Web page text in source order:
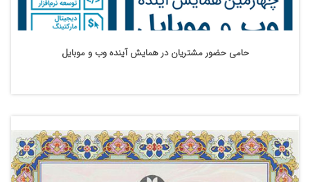
حامی حضور مشتریان در همایش آینده وب و موبایل